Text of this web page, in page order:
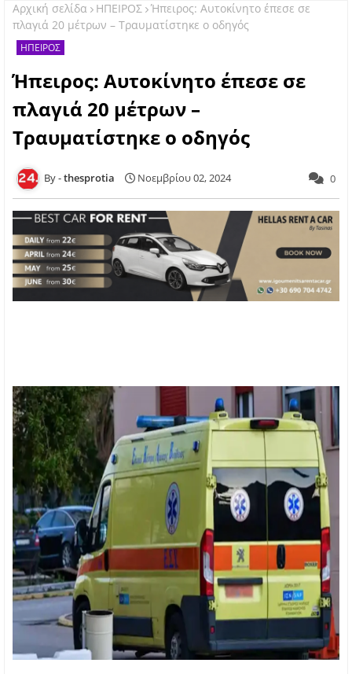
Αρχική σελίδα ΗΠΕΙΡΟΣ Ήπειρος: Αυτοκίνητο έπεσε σε
πλαγιά 20 μέτρων – Τραυματίστηκε ο οδηγός
ΗΠΕΙΡΟΣ
Ήπειρος: Αυτοκίνητο έπεσε σε
πλαγιά 20 μέτρων –
Τραυματίστηκε ο οδηγός
thesprotia Νοεμβρίου 02, 2024 0